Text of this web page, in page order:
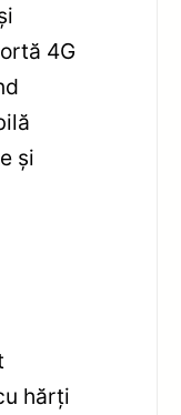
4G
și
hărți